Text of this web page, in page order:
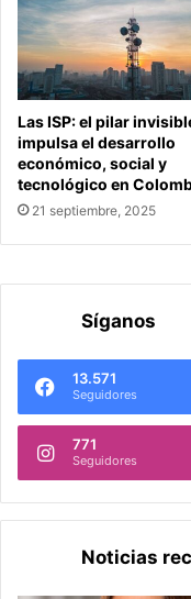
Las ISP: el pilar
impulsa el desarrollo
económico, social y
tecnológico en
21 septiembre, 2025
Síganos
13.571
Seguidores
771
Seguidores
Noticias